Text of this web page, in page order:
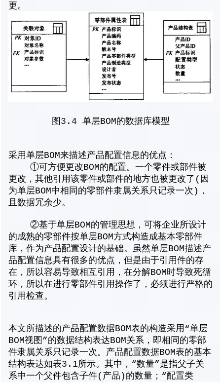
更。
图3.4 单层BOM的数据库模型
采用单层BOM来描述产品配置信息的优点：
①可方便更改BOM的配置。一个零件或部件被
更改，其他引用该零件或部件的地方也被更改了(因
为单层BOM中相同的零部件隶属关系只记录一次)，
且数据冗余少。
②基于单层BOM的管理思想，可将企业所设计
的成熟的零部件按单层BOM方式构造成基本零部件
库，作为产品配置设计的基础。虽然单层BOM描述产
品配置信息具有很多的优点，但是由于引用件的存
在，所以容易导致相互引用，在分解BOM时导致死循
环，所以在进行零部件引用操作了，必须进行严格的
引用检查。
本文所描述的产品配置数据BOM表的构造采用“单层
BOM视图”的数据结构表达BOM关系，即相同的零部
件隶属关系只记录一次。产品配置数据BOM表的基本
结构表达如表3.1所示。其中，“数量”是指父子关
系中一个父件包含子件(产品)的数量；“配置类